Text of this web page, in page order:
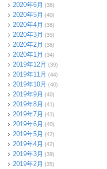
2020年6月 (38)
2020年5月 (40)
2020年4月 (38)
2020年3月 (39)
2020年2月 (38)
2020年1月 (34)
2019年12月 (39)
2019年11月 (44)
2019年10月 (40)
2019年9月 (40)
2019年8月 (41)
2019年7月 (41)
2019年6月 (40)
2019年5月 (42)
2019年4月 (42)
2019年3月 (39)
2019年2月 (35)